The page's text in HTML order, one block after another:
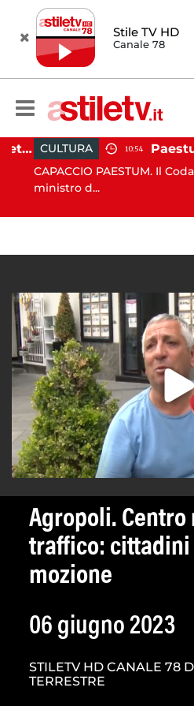
Stile TV HD
Canale 78
Martina Carbonaro, braccialetto elettronico per i genitori della 14enne uccisa dall'ex CULTURA 10:54
CAPACCIO PAESTUM. Il
ministro d...
Agropoli.
traffico:
mozione
06 giugno 2023
STILETV HD CANALE 78
TERRESTRE